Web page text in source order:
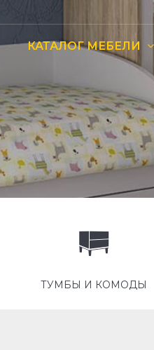
КАТАЛОГ МЕБЕЛИ
ТУМБЫ И КОМОДЫ